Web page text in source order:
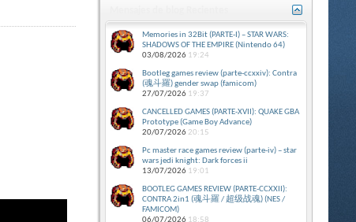
Memories in 32Bit (PARTE-I) – STAR WARS:
SHADOWS OF THE EMPIRE (Nintendo 64)
03/08/2026 19:24
Bootleg games review (parte-ccxxiv): Contra
(魂斗羅) gender swap (famicom)
27/07/2026 19:37
CANCELLED GAMES (PARTE-XVII): QUAKE GBA
Prototype (Game Boy Advance)
20/07/2026 20:15
Pc master race games review (parte-iv) – star
wars jedi knight: Dark forces ii
13/07/2026 19:01
BOOTLEG GAMES REVIEW (PARTE-CCXXII):
CONTRA 2in1 (魂斗羅 / 超级战魂) (NES /
FAMICOM)
06/07/2026 18:58